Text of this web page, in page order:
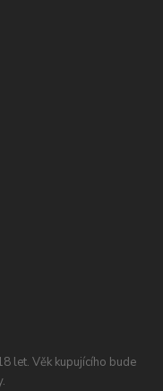
let. Věk kupujícího bude